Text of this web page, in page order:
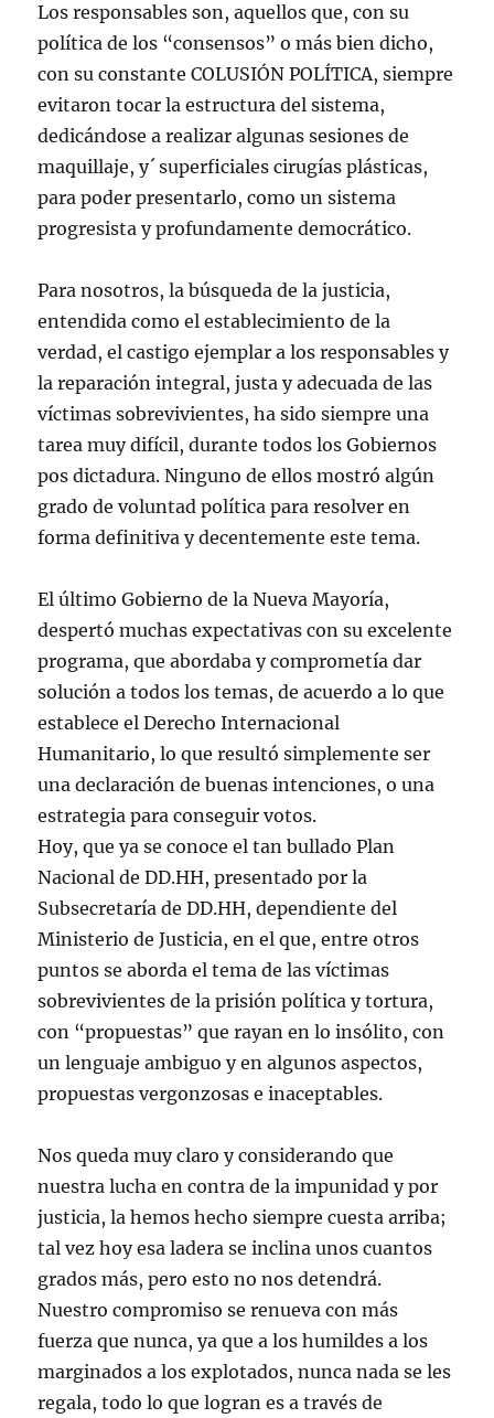
Los responsables son, aquellos que, con su
política de los “consensos” o más bien dicho,
con su constante COLUSIÓN POLÍTICA, siempre
evitaron tocar la estructura del sistema,
dedicándose a realizar algunas sesiones de
maquillaje, y´ superficiales cirugías plásticas,
para poder presentarlo, como un sistema
progresista y profundamente democrático.
Para nosotros, la búsqueda de la justicia,
entendida como el establecimiento de la
verdad, el castigo ejemplar a los responsables y
la reparación integral, justa y adecuada de las
víctimas sobrevivientes, ha sido siempre una
tarea muy difícil, durante todos los Gobiernos
pos dictadura. Ninguno de ellos mostró algún
grado de voluntad política para resolver en
forma definitiva y decentemente este tema.
El último Gobierno de la Nueva Mayoría,
despertó muchas expectativas con su excelente
programa, que abordaba y comprometía dar
solución a todos los temas, de acuerdo a lo que
establece el Derecho Internacional
Humanitario, lo que resultó simplemente ser
una declaración de buenas intenciones, o una
estrategia para conseguir votos.
Hoy, que ya se conoce el tan bullado Plan
Nacional de DD.HH, presentado por la
Subsecretaría de DD.HH, dependiente del
Ministerio de Justicia, en el que, entre otros
puntos se aborda el tema de las víctimas
sobrevivientes de la prisión política y tortura,
con “propuestas” que rayan en lo insólito, con
un lenguaje ambiguo y en algunos aspectos,
propuestas vergonzosas e inaceptables.
Nos queda muy claro y considerando que
nuestra lucha en contra de la impunidad y por
justicia, la hemos hecho siempre cuesta arriba;
tal vez hoy esa ladera se inclina unos cuantos
grados más, pero esto no nos detendrá.
Nuestro compromiso se renueva con más
fuerza que nunca, ya que a los humildes a los
marginados a los explotados, nunca nada se les
regala, todo lo que logran es a través de